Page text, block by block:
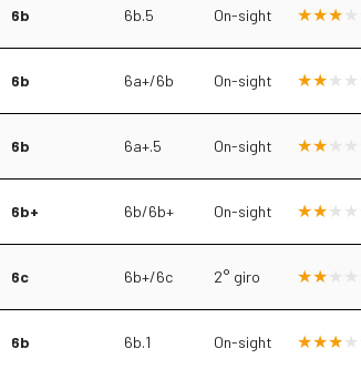
6b 6b.5 On-sight
6b 6a+/6b On-sight
6b 6a+.5 On-sight
6b+ 6b/6b+ On-sight
6c 6b+/6c 2° giro
6b 6b.1 On-sight